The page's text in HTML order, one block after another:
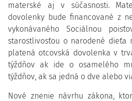
materské aj v súčasnosti.
dovolenky bude financované z
vykonávaného Sociálnou
starostlivosťou o narodené
platená otcovská dovolenka v
týždňov ak ide o osamelého
týždňov, ak sa jedná o dve alebo
Nové znenie návrhu zákona,